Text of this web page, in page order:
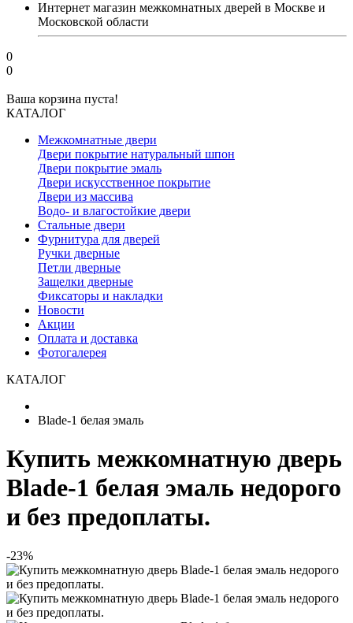
Интернет магазин межкомнатных дверей в Москве и
Московской области
0
0
Ваша корзина пуста!
КАТАЛОГ
Межкомнатные двери
Двери покрытие натуральный шпон
Двери покрытие эмаль
Двери искусственное покрытие
Двери из массива
Водо- и влагостойкие двери
Стальные двери
Фурнитура для дверей
Ручки дверные
Петли дверные
Защелки дверные
Фиксаторы и накладки
Новости
Акции
Оплата и доставка
Фотогалерея
КАТАЛОГ
Blade-1 белая эмаль
Купить межкомнатную дверь
Blade-1 белая эмаль недорого
и без предоплаты.
-23%